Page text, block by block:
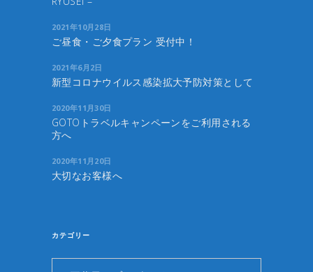
2021年10月28日
ご昼食・ご夕食プラン 受付中！
2021年6月2日
新型コロナウイルス感染拡大予防対策として
2020年11月30日
GOTOトラベルキャンペーンをご利用される
方へ
2020年11月20日
大切なお客様へ
カテゴリー